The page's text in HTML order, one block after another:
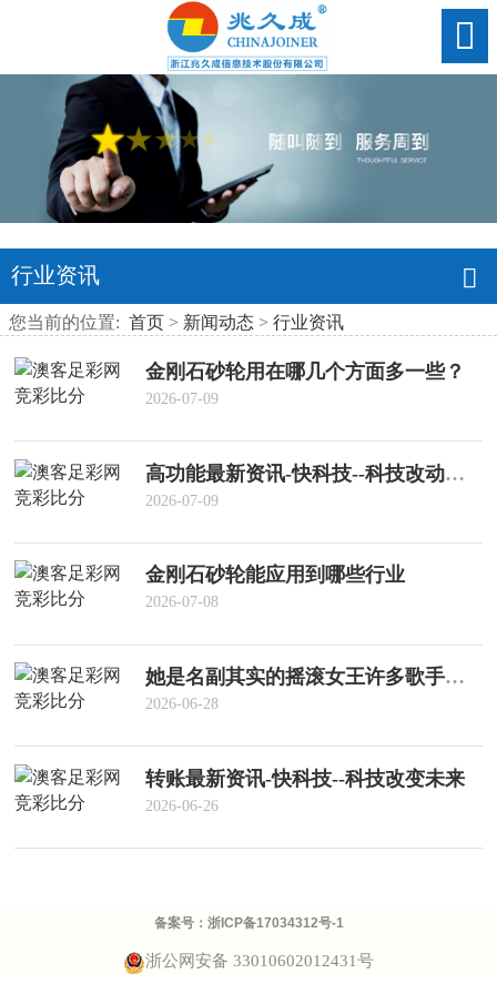
行业资讯
您当前的位置: 首页> 新闻动态> 行业资讯
金刚石砂轮用在哪几个方面多一些？
2026-07-09
高功能最新资讯-快科技--科技改动未来
2026-07-09
金刚石砂轮能应用到哪些行业
2026-07-08
她是名副其实的摇滚女王许多歌手中最野的那一个！
2026-06-28
转账最新资讯-快科技--科技改变未来
2026-06-26
备案号： 浙ICP备17034312号-1
浙公网安备 33010602012431号